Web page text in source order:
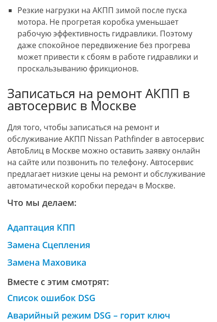
Резкие нагрузки на АКПП зимой после пуска
мотора. Не прогретая коробка уменьшает
рабочую эффективность гидравлики. Поэтому
даже спокойное передвижение без прогрева
может привести к сбоям в работе гидравлики и
проскальзыванию фрикционов.
Записаться на ремонт АКПП в
автосервис в Москве
Для того, чтобы записаться на ремонт и
обслуживание АКПП Nissan Pathfinder в автосервис
АвтоБлиц в Москве можно оставить заявку онлайн
на сайте или позвонить по телефону. Автосервис
предлагает низкие цены на ремонт и обслуживание
автоматической коробки передач в Москве.
Что мы делаем:
Адаптация КПП
Замена Сцепления
Замена Маховика
Вместе с этим смотрят:
Список ошибок DSG
Аварийный режим DSG – горит ключ